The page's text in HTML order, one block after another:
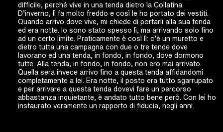
difficile, perché vive in una tenda dietro la Collatina.
D’inverno, lì fa molto freddo e così le ho portato dei vestiti.
Quando arrivo dove vive, mi chiede di portarli alla sua tenda
ed era notte. Io sono stato spesso lì, ma arrivando solo fino
ad un certo limite. Praticamente è così lì: c’è un muretto e
dietro tutta una campagna con due o tre tende dove
lavorano ed una tenda, in fondo, in fondo, dove dormono
tutte. Alla tenda, in fondo, in fondo, non ero mai arrivato.
Quella sera invece arrivo fino a questa tenda affidandomi
completamente a lei. Era notte, il posto era tutto sgarrupato
e per arrivare a questa tenda dovevi fare un percorso
abbastanza inquietante, è andato tutto bene però. Con lei ho
instaurato veramente un rapporto di fiducia, negli anni.